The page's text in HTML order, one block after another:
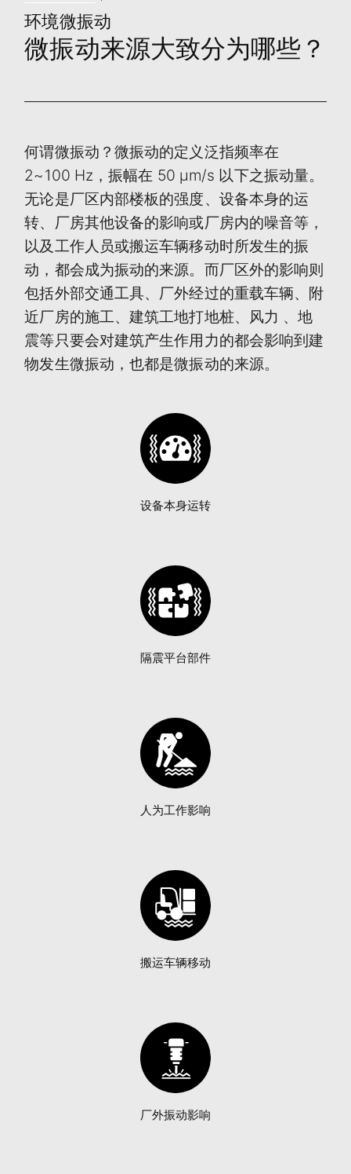
环境微振动
微振动来源大致分为哪些？
何谓微振动？微振动的定义泛指频率在
2~100 Hz，振幅在 50 μm/s 以下之振动量。
无论是厂区内部楼板的强度、设备本身的运
转、厂房其他设备的影响或厂房内的噪音等，
以及工作人员或搬运车辆移动时所发生的振
动，都会成为振动的来源。而厂区外的影响则
包括外部交通工具、厂外经过的重载车辆、附
近厂房的施工、建筑工地打地桩、风力 、地
震等只要会对建筑产生作用力的都会影响到建
物发生微振动，也都是微振动的来源。
设备本身运转
隔震平台部件
人为工作影响
搬运车辆移动
厂外振动影响